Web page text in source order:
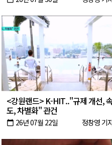
<강원랜드> K-HIT.."규제 개선,
도, 차별화" 관건
calendar_today 26년 07월 22일 정창영 기